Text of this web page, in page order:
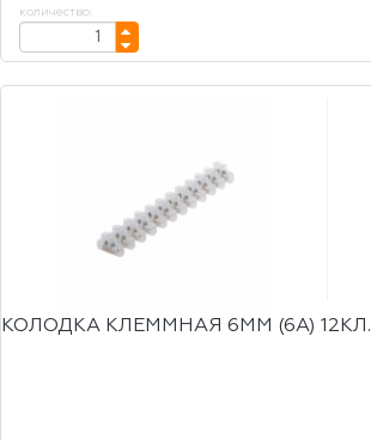
количество:
КОЛОДКА КЛЕММНАЯ 6ММ (6А) 12КЛ.